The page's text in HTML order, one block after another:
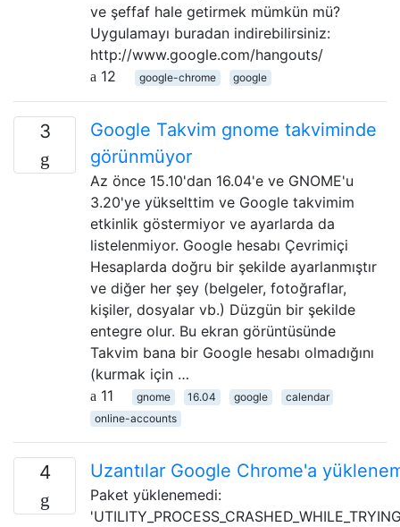
ve şeffaf hale getirmek mümkün mü?
Uygulamayı buradan indirebilirsiniz:
http://www.google.com/hangouts/
12
google-chrome google
3
Google Takvim gnome takviminde
görünmüyor
Az önce 15.10'dan 16.04'e ve GNOME'u
3.20'ye yükselttim ve Google takvimim
etkinlik göstermiyor ve ayarlarda da
listelenmiyor. Google hesabı Çevrimiçi
Hesaplarda doğru bir şekilde ayarlanmıştır
ve diğer her şey (belgeler, fotoğraflar,
kişiler, dosyalar vb.) Düzgün bir şekilde
entegre olur. Bu ekran görüntüsünde
Takvim bana bir Google hesabı olmadığını
(kurmak için …
11
gnome 16.04 google
calendar
online-accounts
4 Uzantılar Google Chrome'a
Paket yüklenemedi: